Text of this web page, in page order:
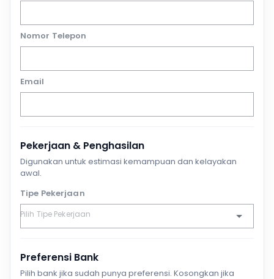
Nomor Telepon
Email
Pekerjaan & Penghasilan
Digunakan untuk estimasi kemampuan dan kelayakan
awal.
Tipe Pekerjaan
Preferensi Bank
Pilih bank jika sudah punya preferensi. Kosongkan jika